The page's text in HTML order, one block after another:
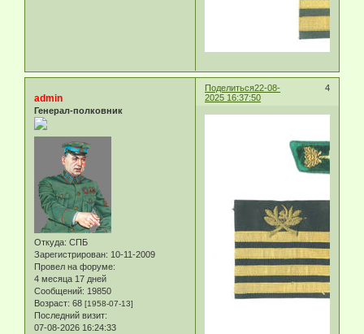
Поделиться 4
22-08-
2025 16:37:50
admin
Генерал-полковник
Откуда: СПБ
Зарегистрирован: 10-11-2009
Провел на форуме:
4 месяца 17 дней
Сообщений: 19850
Возраст: 68 [1958-07-13]
Последний визит:
07-08-2026 16:24:33